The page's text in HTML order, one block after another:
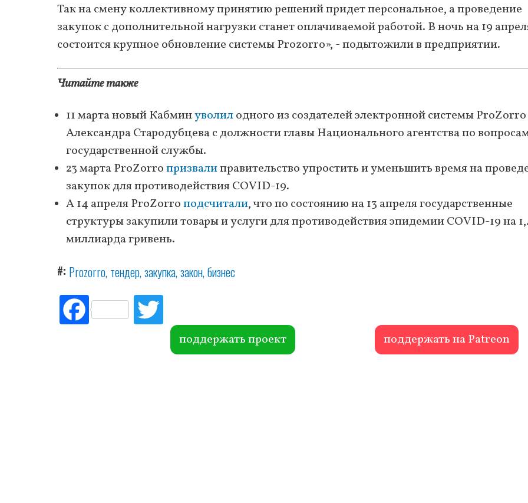
Так на смену коллективному принятию решений придет персональное, а проведение
закупок с дополнительной нагрузки станет оплачиваемой работой. В ночь на 19
состоится крупное обновление системы Prozorro», - подытожили в предприятии.
Читайте также
11 марта новый Кабминуволилодного из создателей электронной системы ProZorro
Александра Стародубцева с должности главы Национального агентства по
государственной службы.
23 марта ProZorroпризвалиправительство упростить и уменьшить время на
закупок для противодействия COVID-19.
А 14 апреля ProZorroподсчитали, что по состоянию на 13 апреля государственные
структуры закупили товары и услуги для противодействия эпидемии COVID-19 на
миллиарда гривень.
# Prozorro тендер закупка закон бизнес
Fac
ebo itte
r поддержать проект поддержать на Patreon